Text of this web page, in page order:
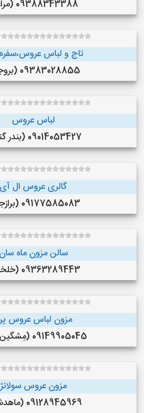
09388343388 (مراغه)
تاج و لباس
09383028855 (بروجن)
لباس عروس
09014053427 (بندر گناوه)
گالری عروس ال آی
09177585083 (برازجان)
سالن مزون ماه سان
09363289443 (خلخال )
مزون لباس عروس
09149905045 (مِشگین‌شهر )
مزون عروس سولانژ
09128945969 (ماهدشت)